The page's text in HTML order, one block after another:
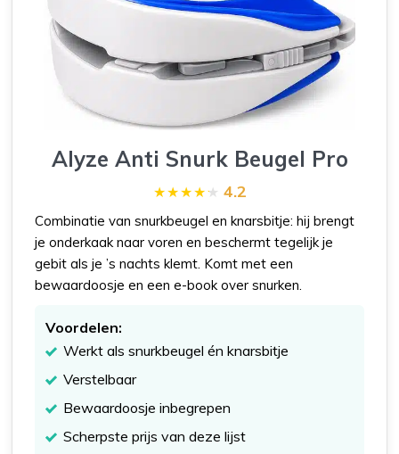
Alyze Anti Snurk Beugel Pro
4.2
Combinatie van snurkbeugel en knarsbitje: hij brengt
je onderkaak naar voren en beschermt tegelijk je
gebit als je ’s nachts klemt. Komt met een
bewaardoosje en een e-book over snurken.
Voordelen:
Werkt als snurkbeugel én knarsbitje
Verstelbaar
Bewaardoosje inbegrepen
Scherpste prijs van deze lijst